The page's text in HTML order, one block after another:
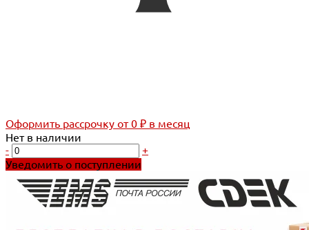
Оформить рассрочку от 0 ₽ в месяц
Нет в наличии
-
+
Уведомить о поступлении